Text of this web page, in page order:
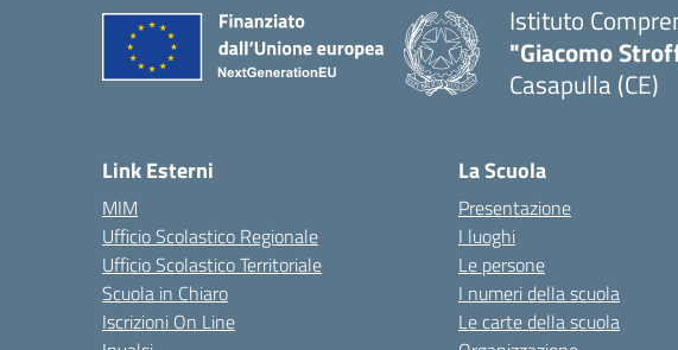
Istituto
"Giacomo
Casapulla (CE)
Link Esterni
MIM
Ufficio Scolastico Regionale
Ufficio Scolastico Territoriale
Scuola in Chiaro
Iscrizioni On Line
La Scuola
Presentazione
I luoghi
Le persone
I numeri della scuola
Le carte della scuola